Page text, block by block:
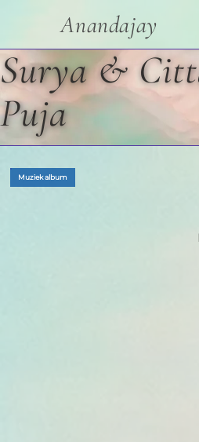
Anandajay
Surya &
Puja
Muziek album